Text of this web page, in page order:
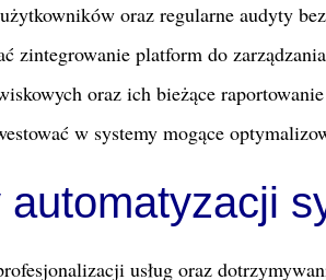
oraz regularne audyty
zintegrowanie platform do
oraz ich bieżące
w systemy mogące
usług oraz